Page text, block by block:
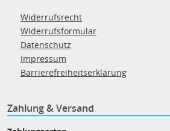
Widerrufsrecht
Widerrufsformular
Datenschutz
Impressum
Barrierefreiheitserklärung
Zahlung & Versand